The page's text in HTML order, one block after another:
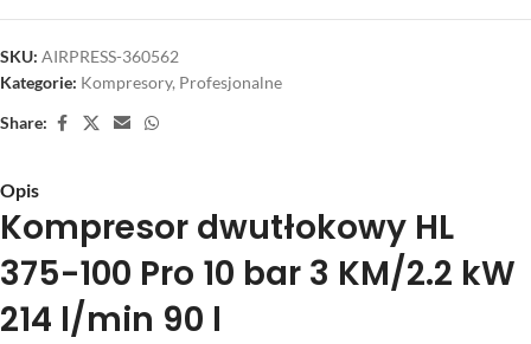
SKU: AIRPRESS-360562
Kategorie: Kompresory, Profesjonalne
Share:
Opis
Kompresor dwutłokowy HL
375-100 Pro 10 bar 3 KM/2.2 kW
214 l/min 90 l